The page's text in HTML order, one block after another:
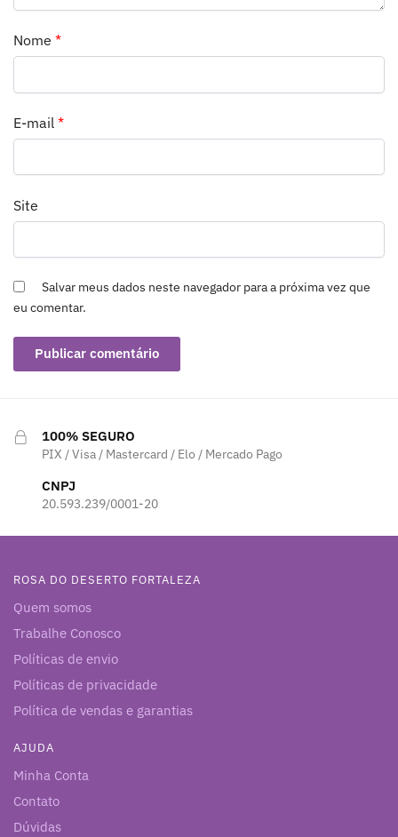
Nome *
E-mail *
Site
Salvar meus dados neste navegador para a próxima vez que
eu comentar.
100% SEGURO
PIX / Visa / Mastercard / Elo / Mercado Pago
CNPJ
20.593.239/0001-20
ROSA DO DESERTO FORTALEZA
Quem somos
Trabalhe Conosco
Políticas de envio
Políticas de privacidade
Política de vendas e garantias
AJUDA
Minha Conta
Contato
Dúvidas